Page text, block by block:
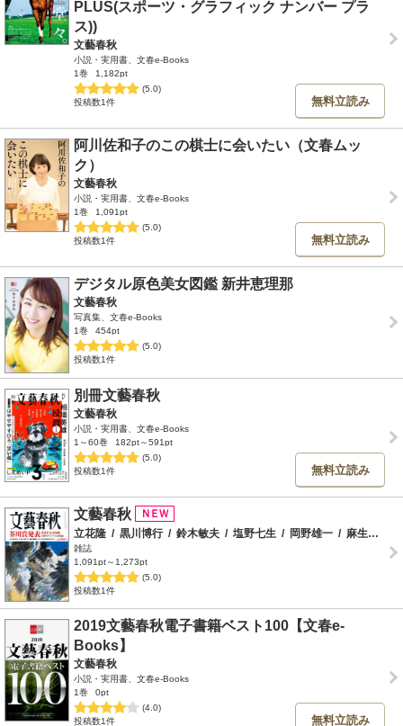
PLUS(スポーツ・グラフィック ナンバー プラ
ス))
文藝春秋
小説・実用書、文春e-Books
1巻
1,182pt
(5.0)
投稿数1件
無料立読み
阿川佐和子のこの棋士に会いたい（文春ムッ
ク）
文藝春秋
小説・実用書、文春e-Books
1巻
1,091pt
(5.0)
投稿数1件
無料立読み
デジタル原色美女図鑑 新井恵理那
文藝春秋
写真集、文春e-Books
1巻
454pt
(5.0)
投稿数1件
別冊文藝春秋
文藝春秋
小説・実用書、文春e-Books
1～60巻
182pt～591pt
(5.0)
投稿数1件
無料立読み
文藝春秋
立花隆 / 黒川博行 / 鈴木敏夫 / 塩野七生 / 岡野雄一 / 麻生幾
雑誌
1,091pt～1,273pt
(5.0)
投稿数1件
2019文藝春秋電子書籍ベスト100【文春e-
Books】
文藝春秋
小説・実用書、文春e-Books
1巻
0pt
(4.0)
投稿数1件
無料立読み